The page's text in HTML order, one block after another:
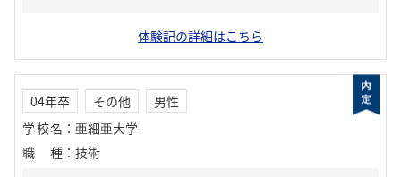
体験記の詳細はこちら
04年卒 その他
男性
学校名 ： 亜細亜大学
職種 ： 技術